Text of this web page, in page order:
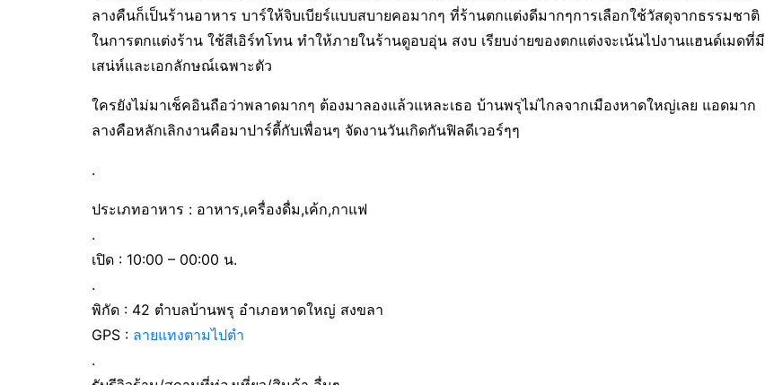
ลางคืนก็เป็นร้านอาหาร บาร์ให้จิบเบียร์แบบสบายคอมากๆ ที่ร้านตกแต่งดีมากๆการเลือกใช้วัสดุจากธรรมชาติ
ในการตกแต่งร้าน ใช้สีเอิร์ทโทน ทำให้ภายในร้านดูอบอุ่น สงบ เรียบง่ายของตกแต่งจะเน้นไปงานแฮนด์เมดที่มี
เสน่ห์และเอกลักษณ์เฉพาะตัว
ใครยังไม่มาเช็คอินถือว่าพลาดมากๆ ต้องมาลองแล้วแหละเธอ บ้านพรุไม่ไกลจากเมืองหาดใหญ่เลย แอดมาก
ลางคือหลักเลิกงานคือมาปาร์ตี้กับเพื่อนๆ จัดงานวันเกิดกันฟิลดีเวอร์ๆๆ
.
ประเภทอาหาร : อาหาร,เครื่องดื่ม,เค้ก,กาแฟ
.
เปิด : 10:00 – 00:00 น.
.
พิกัด : 42 ตำบลบ้านพรุ อำเภอหาดใหญ่ สงขลา
GPS : ลายแทงตามไปตำ
.